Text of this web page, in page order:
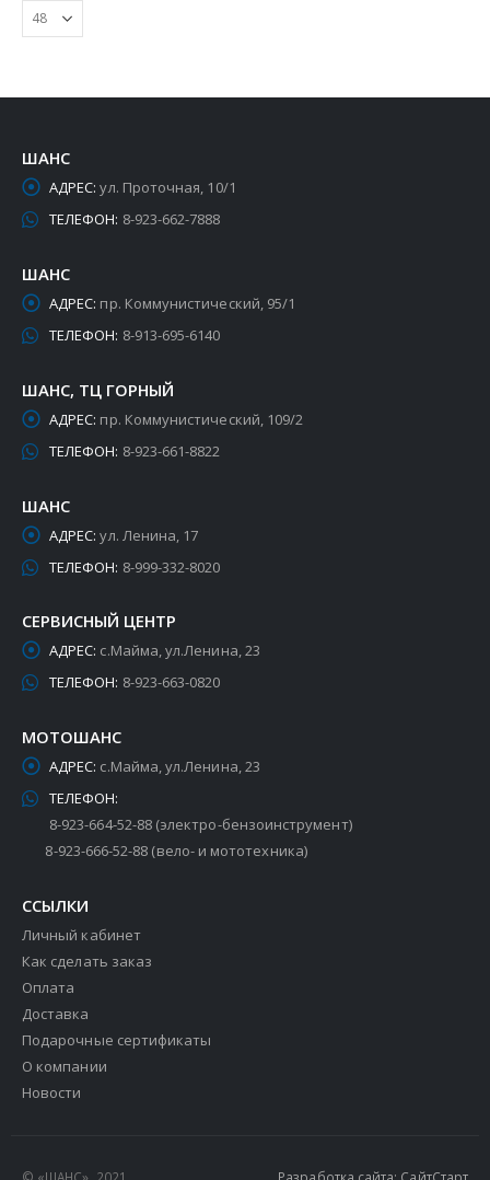
ШАНС
АДРЕС: ул. Проточная, 10/1
ТЕЛЕФОН: 8-923-662-7888
ШАНС
АДРЕС: пр. Коммунистический, 95/1
ТЕЛЕФОН: 8-913-695-6140
ШАНС, ТЦ ГОРНЫЙ
АДРЕС: пр. Коммунистический, 109/2
ТЕЛЕФОН: 8-923-661-8822
ШАНС
АДРЕС: ул. Ленина, 17
ТЕЛЕФОН: 8-999-332-8020
СЕРВИСНЫЙ ЦЕНТР
АДРЕС: с.Майма, ул.Ленина, 23
ТЕЛЕФОН: 8-923-663-0820
МОТОШАНС
АДРЕС: с.Майма, ул.Ленина, 23
ТЕЛЕФОН:
8-923-664-52-88 (электро-бензоинструмент)
8-923-666-52-88 (вело- и мототехника)
ССЫЛКИ
Личный кабинет
Как сделать заказ
Оплата
Доставка
Подарочные сертификаты
О компании
Новости